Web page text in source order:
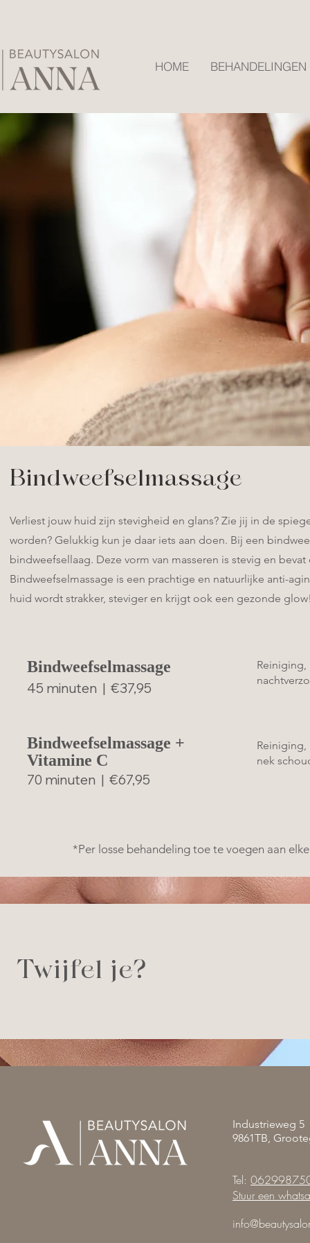
HOME BEHANDELINGEN
Bindweefselmassage
Verliest jouw huid zijn stevigheid en glans? Zie jij in de
worden? Gelukkig kun je daar iets aan doen. Bij een
bindweefsellaag. Deze vorm van masseren is stevig en
Bindweefselmassage is een prachtige en natuurlijke anti-
huid wordt strakker, steviger en krijgt ook een gezonde
Bindweefselmassage
45 minuten | €37,95
Bindweefselmassage +
Vitamine C
70 minuten | €67,95
Reiniging,
nek
*Per losse behandeling toe te voegen aan
Twijfel je?
Industrieweg 5
9861TB,
Tel:
Stuur een